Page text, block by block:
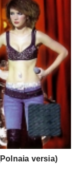
versia)